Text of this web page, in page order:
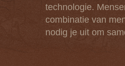
technologie.
combinatie van
nodig je uit om